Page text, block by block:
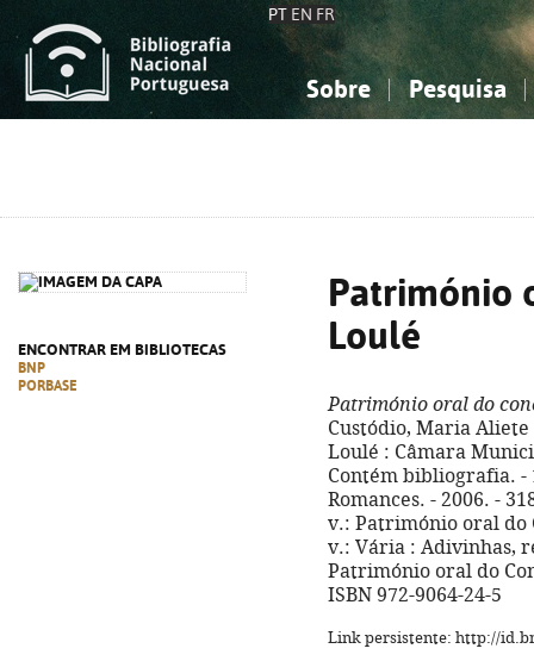
PT EN FR
Sobre Pesquisa
ENCONTRAR EM BIBLIOTECAS
BNP
PORBASE
Património
Loulé
Património oral do
Custódio, Maria Aliete
Loulé : Câmara
Contém bibliografia. -
Romances. - 2006. -
v.: Património oral do
v.: Vária : Adivinhas,
Património oral do
ISBN 972-9064-24-5
Link persistente: http://